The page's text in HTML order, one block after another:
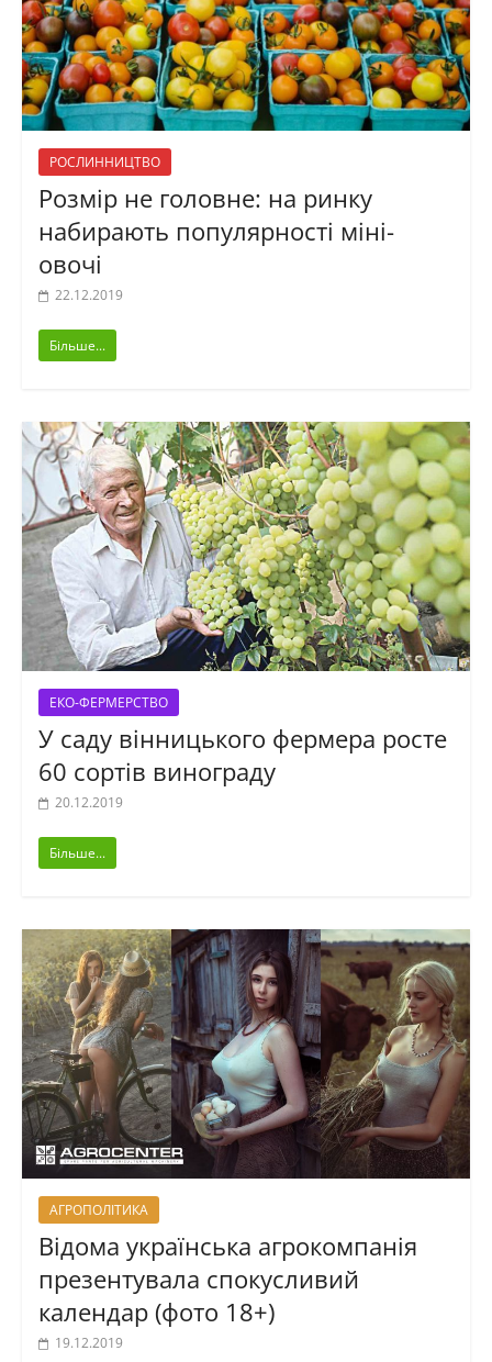
РОСЛИННИЦТВО
Розмір не головне: на ринку
набирають популярності міні-
овочі
22.12.2019
Більше...
ЕКО-ФЕРМЕРСТВО
У саду вінницького фермера росте
60 сортів винограду
20.12.2019
Більше...
АГРОПОЛІТИКА
Відома українська агрокомпанія
презентувала спокусливий
календар (фото 18+)
19.12.2019